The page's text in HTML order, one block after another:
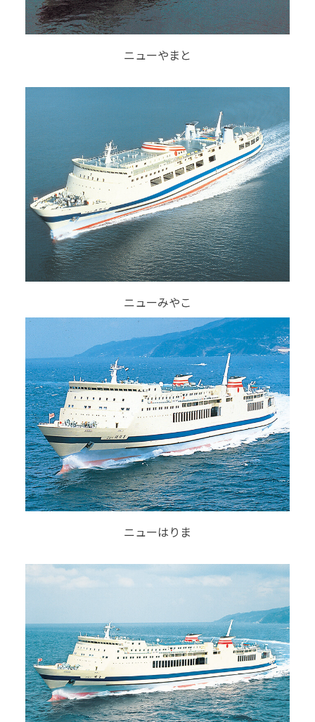
ニューやまと
ニューみやこ
ニューはりま